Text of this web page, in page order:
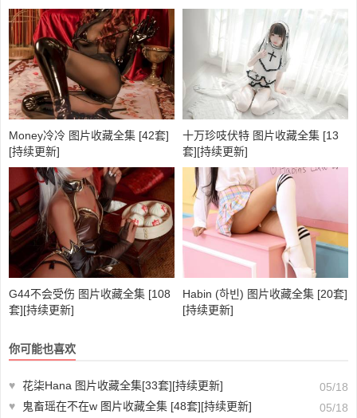
Money冷冷 图片收藏全集 [42套]
[持续更新]
十万珍吱伏特 图片收藏全集 [13
套][持续更新]
G44不会受伤 图片收藏全集 [108
套][持续更新]
Habin (하빈) 图片收藏全集 [20套]
[持续更新]
你可能也喜欢
♥ 花柒Hana 图片收藏全集[33套][持续更新]
05/18
♥
鬼畜瑶在不在w 图片收藏全集 [48套][持续更新]
05/18